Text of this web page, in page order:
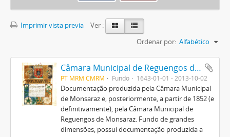
Imprimir vista previa
Ver :
Ordenar por: Alfabético
Câmara Municipal de Reguengos de Monsaraz
PT MRM CMRM Fundo 1643-01-01 - 2013-10-02
Documentação produzida pela Câmara Municipal
de Monsaraz e, posteriormente, a partir de 1852 (e
definitivamente), pela Câmara Municipal de
Reguengos de Monsaraz. Fundo de grandes
dimensões, possui documentação produzida a